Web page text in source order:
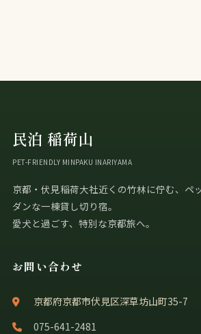
民泊 稲荷山
PET-FRIENDLY MINPAKU INARIYAMA
京都・伏見稲荷大社近くの竹林に佇む、ペ
ダンな一棟貸し切り宿。
愛犬と過ごす、特別な京都旅へ。
お問い合わせ
京都府京都市伏見区深草坊山町35-7
075-641-2481